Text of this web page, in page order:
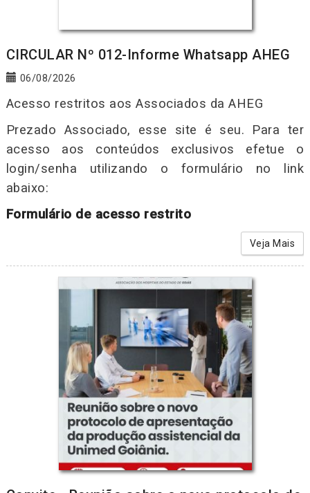
CIRCULAR Nº 012-Informe Whatsapp AHEG
06/08/2026
Acesso restritos aos Associados da AHEG
Prezado Associado, esse site é seu. Para ter
acesso aos conteúdos exclusivos efetue o
login/senha utilizando o formulário no link
abaixo:
Formulário de acesso restrito
Veja Mais